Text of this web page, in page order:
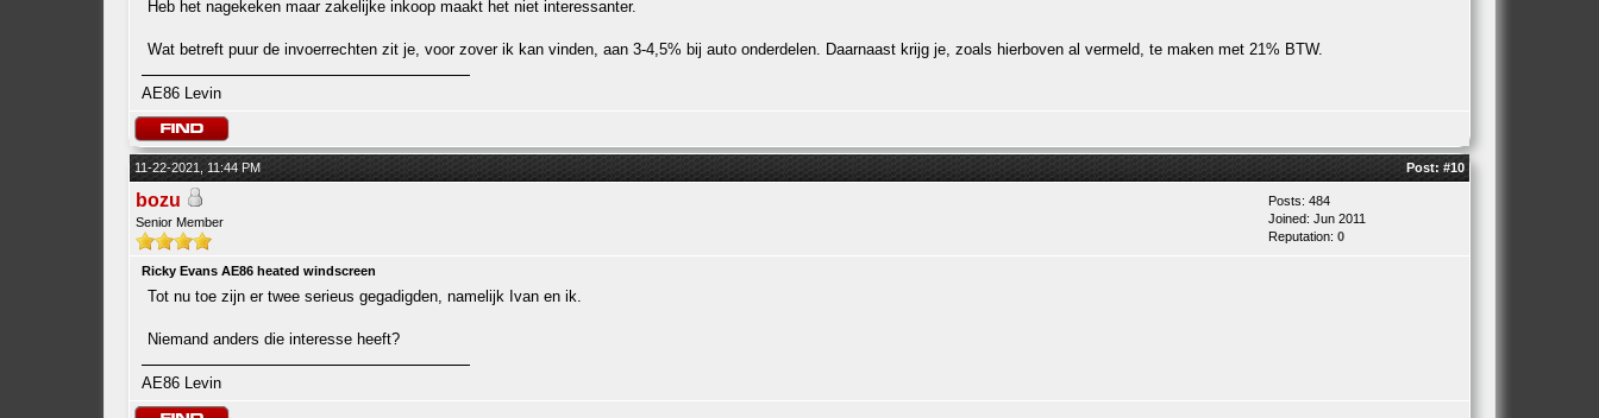
Heb het nagekeken maar zakelijke inkoop maakt het niet interessanter.
Wat betreft puur de invoerrechten zit je, voor zover ik kan vinden, aan 3-4,5% bij auto onderdelen. Daarnaast krijg je, zoals hierboven al vermeld, te maken met 21% BTW.
AE86 Levin
11-22-2021, 11:44 PM Post: #10
bozu
Senior Member
Posts: 484
Joined: Jun 2011
Reputation: 0
Ricky Evans AE86 heated windscreen
Tot nu toe zijn er twee serieus gegadigden, namelijk Ivan en ik.
Niemand anders die interesse heeft?
AE86 Levin